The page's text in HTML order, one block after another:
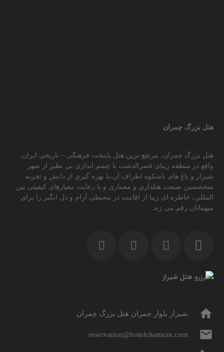
هتل بزرگ چمران
هتل بزرگ چمران، مرتفع ترین هتل پایتخت فرهنگی – تاریخی ایران،
واقع در منطقه زیبای قصرالدشت با چشم اندازی بی نظیر از شهر
شیراز و باغ های باشکوه اطراف آن،با بهره گیری از دانش و تجربه
متخصصین صنعت هتلداری و معماری و با رعایت معیارهای کیفیتی بین
المللی، خاطره ای زیبا از اقامت در محیطی آرام و دل انگیز را برای
میهمانان رقم می زند.
home شیراز بلوار چمران هتل بزرگ چمران
mail
reservation@hotelchamran.com